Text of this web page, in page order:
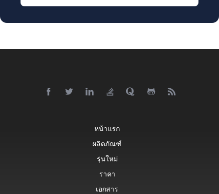
หน้าแรก
ผลิตภัณฑ์
รุ่นใหม่
ราคา
เอกสาร